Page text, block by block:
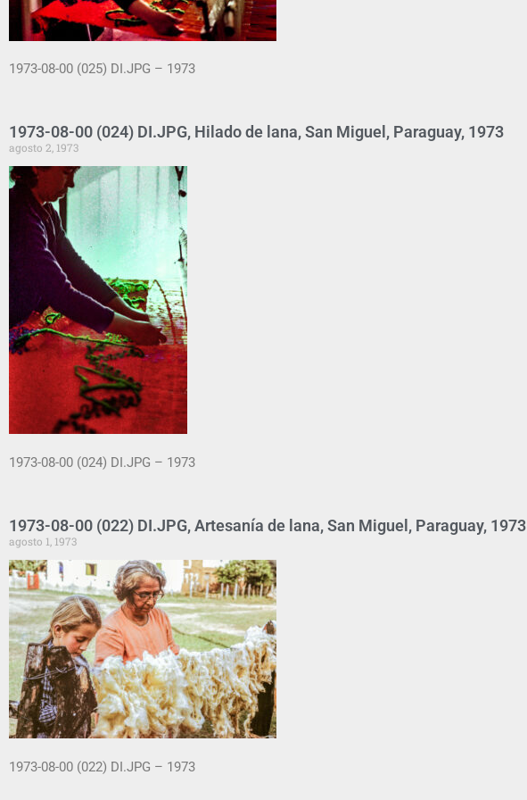
1973-08-00 (025) DI.JPG – 1973
1973-08-00 (024) DI.JPG, Hilado de lana, San Miguel, Paraguay, 1973
agosto 2, 1973
1973-08-00 (024) DI.JPG – 1973
1973-08-00 (022) DI.JPG, Artesanía de lana, San Miguel, Paraguay, 1973
agosto 1, 1973
1973-08-00 (022) DI.JPG – 1973